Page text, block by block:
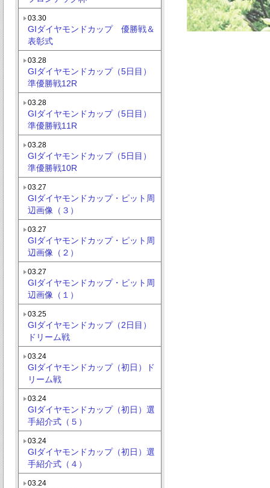
03.30
GIダイヤモンドカップ 優勝戦＆
表彰式
03.28
GIダイヤモンドカップ（5日目）
準優勝戦12R
03.28
GIダイヤモンドカップ（5日目）
準優勝戦11R
03.28
GIダイヤモンドカップ（5日目）
準優勝戦10R
03.27
GIダイヤモンドカップ・ピット周
辺画像（３）
03.27
GIダイヤモンドカップ・ピット周
辺画像（２）
03.27
GIダイヤモンドカップ・ピット周
辺画像（１）
03.25
GIダイヤモンドカップ（2日目）
ドリーム戦
03.24
GIダイヤモンドカップ（初日）ド
リーム戦
03.24
GIダイヤモンドカップ（初日）選
手紹介式（５）
03.24
GIダイヤモンドカップ（初日）選
手紹介式（４）
03.24